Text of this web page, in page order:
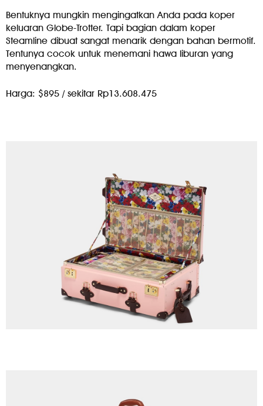
Bentuknya mungkin mengingatkan Anda pada koper
keluaran Globe-Trotter. Tapi bagian dalam koper
Steamline dibuat sangat menarik dengan bahan bermotif.
Tentunya cocok untuk menemani hawa liburan yang
menyenangkan.
Harga: $895 / sekitar Rp13.608.475